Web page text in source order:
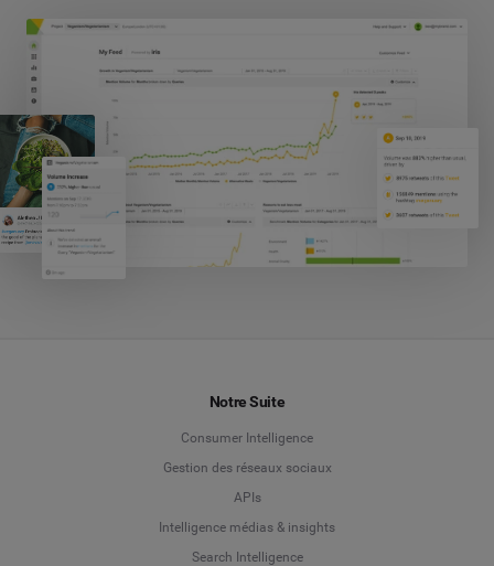
Notre Suite
Consumer Intelligence
Gestion des réseaux sociaux
APIs
Intelligence médias & insights
Search Intelligence